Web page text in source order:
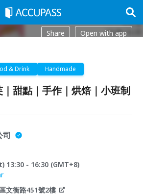
Share Open with app
& Drink Handmade
甜點｜手作｜烘焙｜小班制
司
13:30 - 16:30 (GMT+8)
文衡路451號2樓